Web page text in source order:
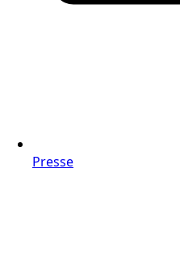
Presse